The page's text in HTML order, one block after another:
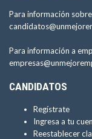
Para información
Para información a
CANDIDATOS
Regístrate
Ingresa a tu
Reestablecer